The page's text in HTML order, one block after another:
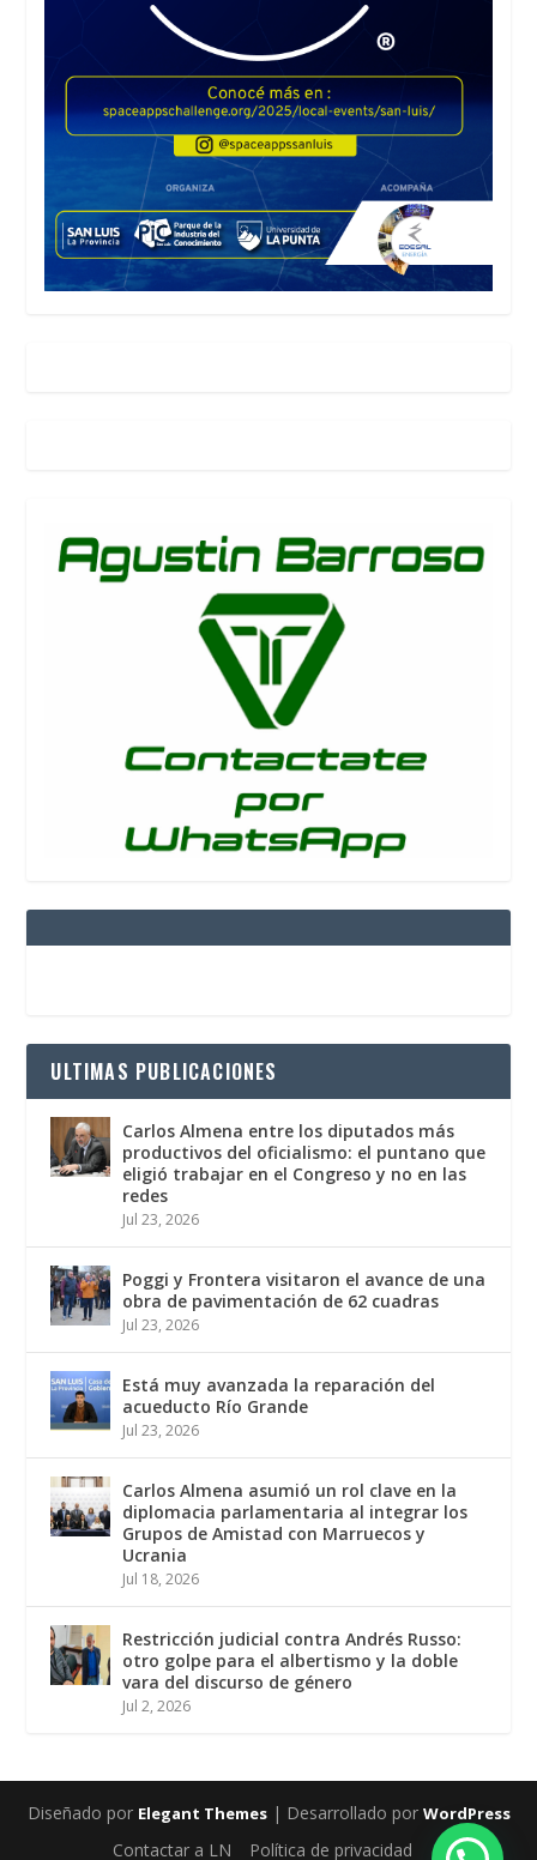
ULTIMAS PUBLICACIONES
Carlos Almena entre los diputados más
productivos del oficialismo: el puntano que
eligió trabajar en el Congreso y no en las
redes
Jul 23, 2026
Poggi y Frontera visitaron el avance de una
obra de pavimentación de 62 cuadras
Jul 23, 2026
Está muy avanzada la reparación del
acueducto Río Grande
Jul 23, 2026
Carlos Almena asumió un rol clave en la
diplomacia parlamentaria al integrar los
Grupos de Amistad con Marruecos y
Ucrania
Jul 18, 2026
Restricción judicial contra Andrés Russo:
otro golpe para el albertismo y la doble
vara del discurso de género
Jul 2, 2026
Diseñado por Elegant Themes| Desarrollado por WordPress
Contactar a LN Política de privacidad